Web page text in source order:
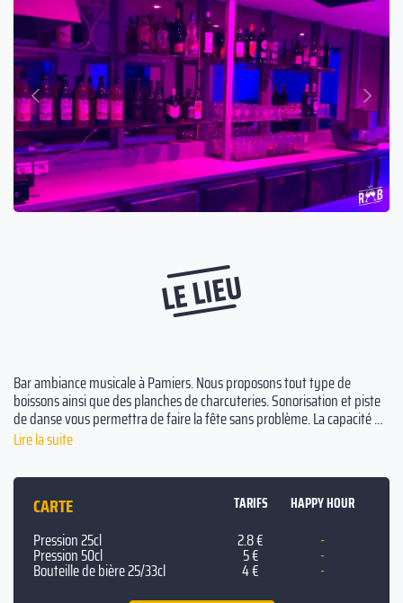
Précédent
Suivant
LE LIEU
Bar ambiance musicale à Pamiers. Nous proposons tout type de
boissons ainsi que des planches de charcuteries. Sonorisation et piste
de danse vous permettra de faire la fête sans problème. La capacité de
l’établissement est de 100 personnes, nous avons un Fumoir installé à
Lire la suite
CARTE TARIFS HAPPY HOUR
Pression 25cl 2.8 € -
Pression 50cl 5 € -
Bouteille de bière 25/33cl 4 € -